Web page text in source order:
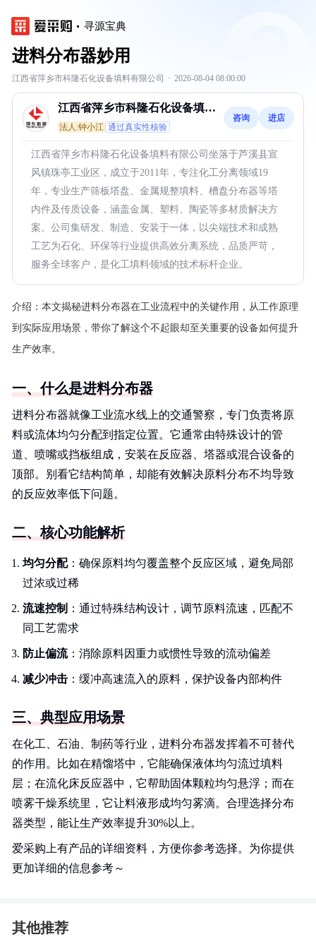
寻源宝典
进料分布器妙用
江西省萍乡市科隆石化设备填料有限公司 · 2026-08-04 08:00:00
江西省萍乡市科隆石化设备填料
有限公司
法人:钟小江 通过真实性核验
咨询 进店
江西省萍乡市科隆石化设备填料有限公司坐落于芦溪县宣
风镇珠亭工业区，成立于2011年，专注化工分离领域19
年，专业生产筛板塔盘、金属规整填料、槽盘分布器等塔
内件及传质设备，涵盖金属、塑料、陶瓷等多材质解决方
案。公司集研发、制造、安装于一体，以尖端技术和成熟
工艺为石化、环保等行业提供高效分离系统，品质严苛，
服务全球客户，是化工填料领域的技术标杆企业。
介绍： 本文揭秘进料分布器在工业流程中的关键作用，从工作原理
到实际应用场景，带你了解这个不起眼却至关重要的设备如何提升
生产效率。
一、什么是进料分布器
进料分布器就像工业流水线上的交通警察，专门负责将原
料或流体均匀分配到指定位置。它通常由特殊设计的管
道、喷嘴或挡板组成，安装在反应器、塔器或混合设备的
顶部。别看它结构简单，却能有效解决原料分布不均导致
的反应效率低下问题。
二、核心功能解析
均匀分配：确保原料均匀覆盖整个反应区域，避免局部
过浓或过稀
流速控制 ：通过特殊结构设计，调节原料流速，匹配不
同工艺需求
防止偏流：消除原料因重力或惯性导致的流动偏差
减少冲击 ：缓冲高速流入的原料，保护设备内部构件
三、典型应用场景
在化工、石油、制药等行业，进料分布器发挥着不可替代
的作用。比如在精馏塔中，它能确保液体均匀流过填料
层；在流化床反应器中，它帮助固体颗粒均匀悬浮；而在
喷雾干燥系统里，它让料液形成均匀雾滴。合理选择分布
器类型，能让生产效率提升30%以上。
爱采购上有产品的详细资料，方便你参考选择。为你提供
更加详细的信息参考～
其他推荐